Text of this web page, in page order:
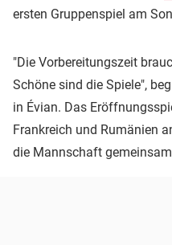
ersten Gruppenspiel am
"Die Vorbereitungszeit
Schöne sind die Spiele",
in Évian. Das
Frankreich und Rumänien
die Mannschaft